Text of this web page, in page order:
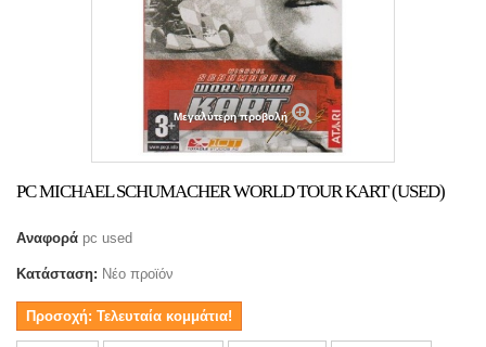
Μεγαλύτερη προβολή
PC MICHAEL SCHUMACHER WORLD TOUR KART (USED)
Αναφορά pc used
Κατάσταση: Νέο προϊόν
Προσοχή: Τελευταία κομμάτια!